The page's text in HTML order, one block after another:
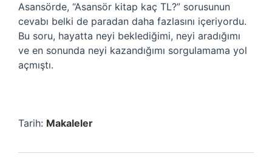
Asansörde, “Asansör kitap kaç TL?” sorusunun
cevabı belki de paradan daha fazlasını içeriyordu.
Bu soru, hayatta neyi beklediğimi, neyi aradığımı
ve en sonunda neyi kazandığımı sorgulamama yol
açmıştı.
Tarih: Makaleler